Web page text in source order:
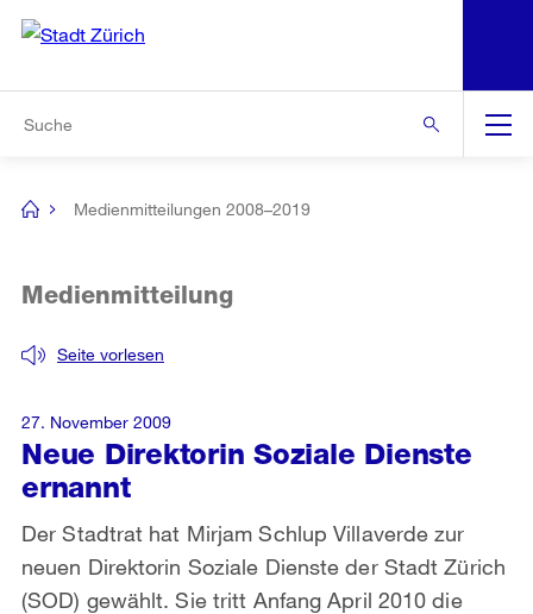
Navigation
[no
Medienmitteilungen 2008–2019
Neue Direktorin Soziale Dienste
ernannt
Seite vorlesen
Medienmitteilung
Der Stadtrat hat Mirjam Schlup Villaverde zur
neuen Direktorin Soziale Dienste der Stadt Zürich
(SOD) gewählt. Sie tritt Anfang April 2010 die
27. November 2009